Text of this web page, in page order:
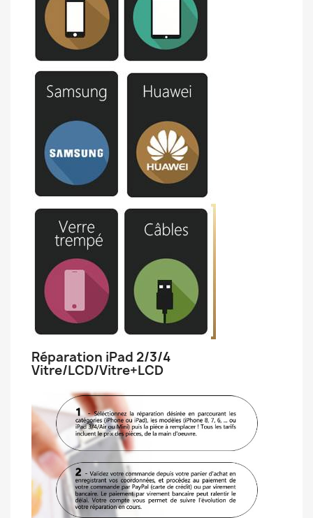
Réparation iPad 2/3/4
Vitre/LCD/Vitre+LCD